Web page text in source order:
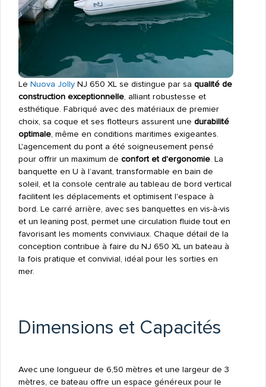
Le Nuova JollyNJ 650 XL se distingue par sa qualité de
construction exceptionnelle, alliant robustesse et
esthétique. Fabriqué avec des matériaux de premier
choix, sa coque et ses flotteurs assurent une durabilité
optimale, même en conditions maritimes exigeantes.
L'agencement du pont a été soigneusement pensé
pour offrir un maximum de confort et d'ergonomie. La
banquette en U à l’avant, transformable en bain de
soleil, et la console centrale au tableau de bord vertical
facilitent les déplacements et optimisent l'espace à
bord. Le carré arrière, avec ses banquettes en vis-à-vis
et un leaning post, permet une circulation fluide tout en
favorisant les moments conviviaux. Chaque détail de la
conception contribue à faire du NJ 650 XL un bateau à
la fois pratique et convivial, idéal pour les sorties en
mer.
Dimensions et Capacités
Avec une longueur de 6,50 mètres et une largeur de 3
mètres, ce bateau offre un espace généreux pour le